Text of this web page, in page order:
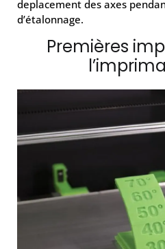
deplacement des axes
d’étalonnage.
Premières